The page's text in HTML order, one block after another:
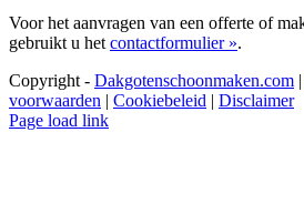
Voor het aanvragen van een offerte of
gebruikt u het contactformulier ».
Copyright - Dakgotenschoonmaken.com |
voorwaarden | Cookiebeleid | Disclaimer
Page load link